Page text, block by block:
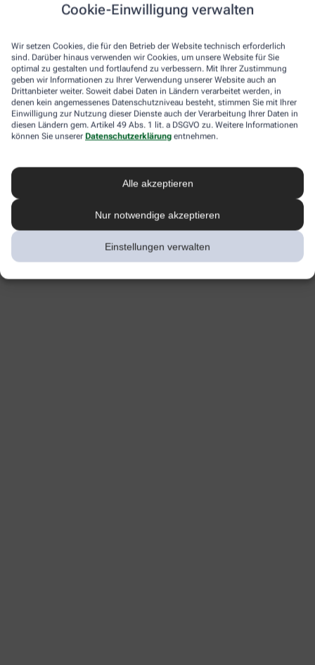
Cookie-Einwilligung verwalten
Wir setzen Cookies, die für den Betrieb der Website technisch erforderlich
sind. Darüber hinaus verwenden wir Cookies, um unsere Website für Sie
optimal zu gestalten und fortlaufend zu verbessern. Mit Ihrer Zustimmung
geben wir Informationen zu Ihrer Verwendung unserer Website auch an
Drittanbieter weiter. Soweit dabei Daten in Ländern verarbeitet werden, in
denen kein angemessenes Datenschutzniveau besteht, stimmen Sie mit Ihrer
Einwilligung zur Nutzung dieser Dienste auch der Verarbeitung Ihrer Daten in
diesen Ländern gem. Artikel 49 Abs. 1 lit. a DSGVO zu. Weitere Informationen
können Sie unserer Datenschutzerklärung entnehmen.
Alle akzeptieren
Nur notwendige akzeptieren
Einstellungen verwalten